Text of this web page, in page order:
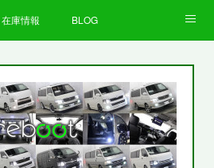
在庫情報 BLOG
STAFF 企業情報